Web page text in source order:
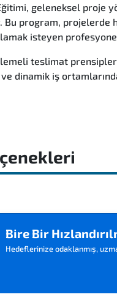
geleneksel
program, projelerde
isteyen
teslimat
dinamik iş
Bire Bir
Hedeflerinize odaklanmış,